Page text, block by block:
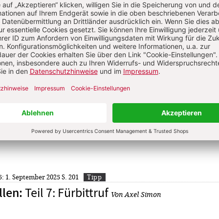
:Teil 10: Akklamationen im
29. September 2025S. 226 Tipp
:Teil 9: Sanctus Von Axel Simon
Gottesdienstvorbereitung
Teil 8: Gesang zur Gabenbereitung
1. September 2025S. 201 Tipp
: Teil 7: Fürbittruf Von Axel Simon